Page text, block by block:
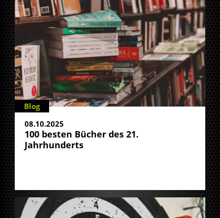
Blog
08.10.2025
100 besten Bücher des 21.
Jahrhunderts